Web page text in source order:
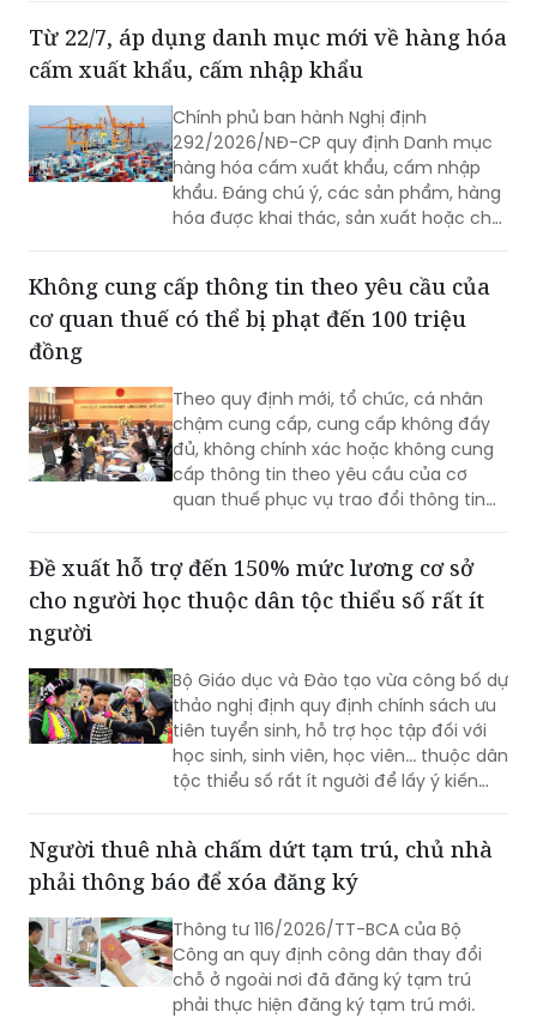
Từ 22/7, áp dụng danh mục mới về hàng hóa
cấm xuất khẩu, cấm nhập khẩu
Chính phủ ban hành Nghị định
292/2026/NĐ-CP quy định Danh mục
hàng hóa cấm xuất khẩu, cấm nhập
khẩu. Đáng chú ý, các sản phẩm, hàng
hóa được khai thác, sản xuất hoặc chế
khẩu vào Việt Nam.
Không cung cấp thông tin theo yêu cầu của
cơ quan thuế có thể bị phạt đến 100 triệu
đồng
Theo quy định mới, tổ chức, cá nhân
chậm cung cấp, cung cấp không đầy
đủ, không chính xác hoặc không cung
cấp thông tin theo yêu cầu của cơ
quan thuế phục vụ trao đổi thông tin
Đề xuất hỗ trợ đến 150% mức lương cơ sở
cho người học thuộc dân tộc thiểu số rất ít
người
Bộ Giáo dục và Đào tạo vừa công bố dự
thảo nghị định quy định chính sách ưu
tiên tuyển sinh, hỗ trợ học tập đối với
học sinh, sinh viên, học viên... thuộc dân
tộc thiểu số rất ít người để lấy ý kiến
Người thuê nhà chấm dứt tạm trú, chủ nhà
phải thông báo để xóa đăng ký
Thông tư 116/2026/TT-BCA của Bộ
Công an quy định công dân thay đổi
chỗ ở ngoài nơi đã đăng ký tạm trú
phải thực hiện đăng ký tạm trú mới.